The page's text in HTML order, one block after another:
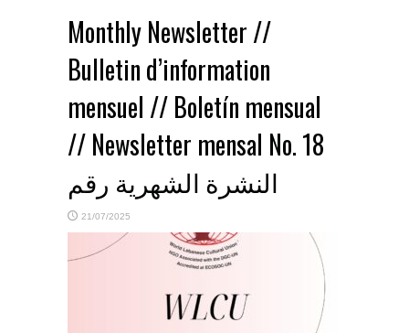
Monthly Newsletter //
Bulletin d’information
mensuel // Boletín mensual
// Newsletter mensal No. 18
النشرة الشهرية رقم
21/07/2025